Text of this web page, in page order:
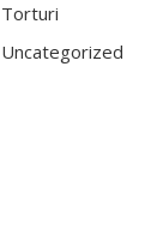
Torturi
Uncategorized